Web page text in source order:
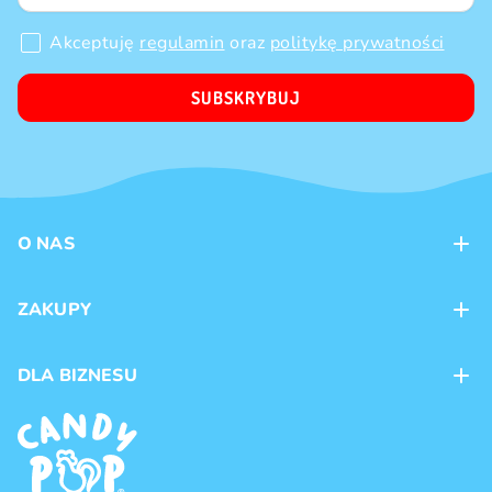
Akceptuję regulamin oraz politykę prywatności
SUBSKRYBUJ
O NAS
Sklepy
ZAKUPY
Dostawa
Regulamin
Polityka prywatności
DLA BIZNESU
Franczyza
Handel hurtowy